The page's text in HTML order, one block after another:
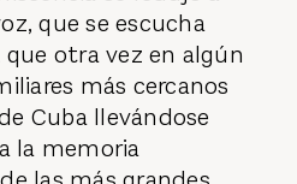
que se escucha
otra vez en algún
más cercanos
Cuba llevándose
la memoria